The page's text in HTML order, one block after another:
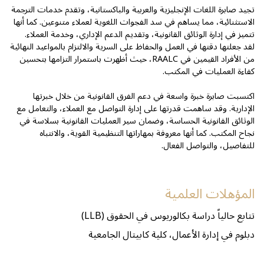
تجيد صابرة اللغات الإنجليزية والعربية والباكستانية، وتقدم خدمات الترجمة
الاستثنائية، مما يساهم في سد الفجوات اللغوية لعملاء متنوعين. كما أنها
تتميز في إدارة الوثائق القانونية، وتقديم الدعم الإداري، وخدمة العملاء.
لقد جعلتها دقتها في العمل والحفاظ على السرية والالتزام بالمواعيد النهائية
من الأفراد القيمين في RAALC، حيث أظهرت باستمرار التزامها بتحسين
كفاءة العمليات في المكتب.
اكتسبت صابرة خبرة واسعة في دعم الفرق القانونية من خلال خبرتها
الإدارية. وقد ساهمت قدرتها على إدارة التواصل مع العملاء، والتعامل مع
الوثائق القانونية الحساسة، وضمان سير العمليات القانونية بسلاسة في
نجاح المكتب. كما أنها معروفة بمهاراتها التنظيمية القوية، والانتباه
للتفاصيل، والتواصل الفعال.
المؤهلات العلمية
تتابع حالياً دراسة بكالوريوس في الحقوق (LLB)
دبلوم في إدارة الأعمال، كلية كابيتال الجامعية